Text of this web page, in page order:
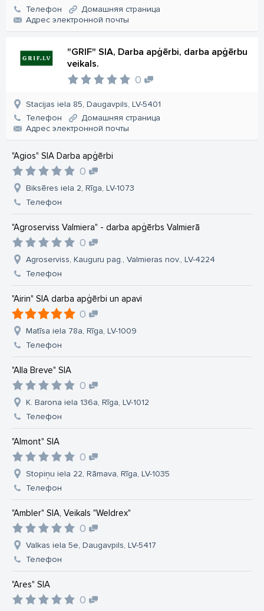
Телефон
Домашняя страница
Aдрес электронной почты
"GRIF" SIA, Darba apģērbi, darba apģērbu
veikals.
0
Stacijas iela 85, Daugavpils, LV-5401
Телефон
Домашняя страница
Aдрес электронной почты
"Agios" SIA Darba apģērbi
0
Biksēres iela 2, Rīga, LV-1073
Телефон
"Agroserviss Valmiera" - darba apģērbs Valmierā
0
Agroserviss, Kauguru pag., Valmieras nov., LV-4224
Телефон
"Airin" SIA darba apģērbi un apavi
0
Matīsa iela 78a, Rīga, LV-1009
Телефон
"Alla Breve" SIA
0
K. Barona iela 136a, Rīga, LV-1012
Телефон
"Almont" SIA
0
Stopiņu iela 22, Rāmava, Rīga, LV-1035
Телефон
"Ambler" SIA, Veikals "Weldrex"
0
Valkas iela 5e, Daugavpils, LV-5417
Телефон
"Ares" SIA
0